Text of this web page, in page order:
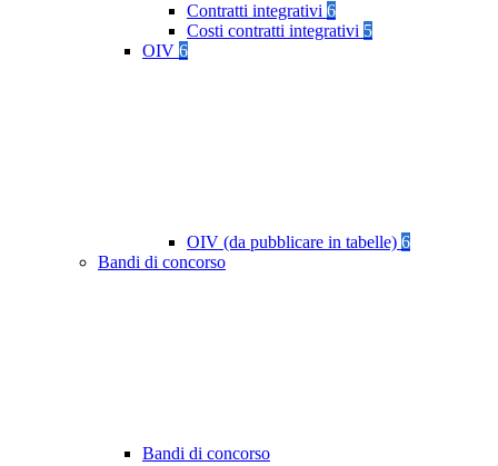
Contratti integrativi 6
Costi contratti integrativi 5
OIV 6
OIV (da pubblicare in tabelle) 6
Bandi di concorso
Bandi di concorso